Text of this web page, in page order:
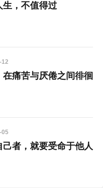
生，不值得过
12
在痛苦与厌倦之间徘徊
05
者，就要受命于他人